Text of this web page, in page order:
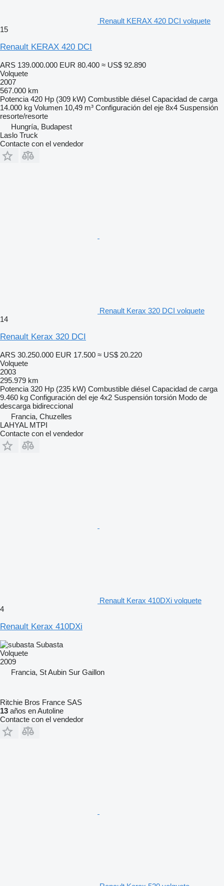
Renault KERAX 420 DCI volquete
15
Renault KERAX 420 DCI
ARS 139.000.000 EUR 80.400 ≈ US$ 92.890
Volquete
2007
567.000 km
Potencia 420 Hp (309 kW) Combustible diésel Capacidad de carga
14.000 kg Volumen 10,49 m³ Configuración del eje 8x4 Suspensión
resorte/resorte
Hungría, Budapest
Laslo Truck
Contacte con el vendedor
Renault Kerax 320 DCI volquete
14
Renault Kerax 320 DCI
ARS 30.250.000 EUR 17.500 ≈ US$ 20.220
Volquete
2003
295.979 km
Potencia 320 Hp (235 kW) Combustible diésel Capacidad de carga
9.460 kg Configuración del eje 4x2 Suspensión torsión Modo de
descarga bidireccional
Francia, Chuzelles
LAHYAL MTPI
Contacte con el vendedor
Renault Kerax 410DXi volquete
4
Renault Kerax 410DXi
Subasta
Volquete
2009
Francia, St Aubin Sur Gaillon
Ritchie Bros France SAS
13 años en Autoline
Contacte con el vendedor